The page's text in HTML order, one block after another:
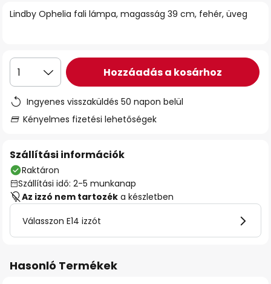
Lindby Ophelia fali lámpa, magasság 39 cm, fehér, üveg
1 Hozzáadás a kosárhoz
Ingyenes visszaküldés 50 napon belül
Kényelmes fizetési lehetőségek
Szállítási információk
Raktáron
Szállítási idő: 2-5 munkanap
Az izzó nem tartozék a készletben
Válasszon E14 izzót
Hasonló Termékek